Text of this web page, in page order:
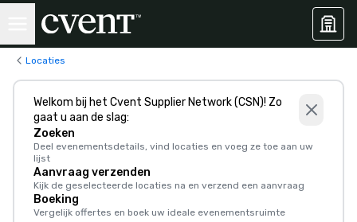
Locaties
Welkom bij het Cvent Supplier Network (CSN)! Zo
gaat u aan de slag:
Zoeken
Deel evenementsdetails, vind locaties en voeg ze toe aan uw
lijst
Aanvraag verzenden
Kijk de geselecteerde locaties na en verzend een aanvraag
Boeking
Vergelijk offertes en boek uw ideale evenementsruimte